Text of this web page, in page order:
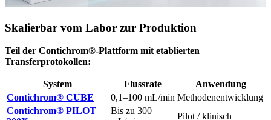
Skalierbar vom Labor zur Produktion
Teil der Contichrom®-Plattform mit etablierten
Transferprotokollen:
System Flussrate
Anwendung
Contichrom® CUBE
0,1–100 mL/min Methodenentwicklung
Contichrom® PILOT
Bis zu 300
Pilot / klinisch